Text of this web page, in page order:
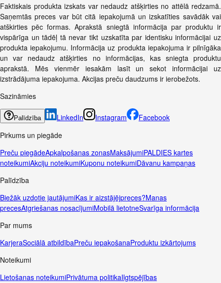
Faktiskais produkta izskats var nedaudz atšķirties no attēlā redzamā.
Saņemtās preces var būt citā iepakojumā un izskatīties savādāk vai
atškirties pēc formas. Aprakstā sniegtā informācija par produktu ir
vispārīga un tādēļ tā nevar tikt uzskatīta par identisku informācijai uz
produkta iepakojumu. Informācija uz produkta iepakojuma ir pilnīgāka
un var nedaudz atšķirties no informācijas, kas sniegta produktu
aprakstā. Mēs vienmēr iesakām lasīt un sekot informācijai uz
izstrādājuma iepakojuma. Akcijas preču daudzums ir ierobežots.
Sazināmies
Palīdzība LinkedIn Instagram
Facebook
Pirkums un piegāde
Preču piegādeApkalpošanas zonasMaksājumiPALDIES kartes
noteikumiAkciju noteikumiKuponu noteikumiDāvanu kampaņas
Palīdzība
Biežāk uzdotie jautājumiKas ir aizstājējpreces?Manas
precesAtgriešanas nosacījumiMobilā lietotneSvarīga informācija
Par mums
KarjeraSociālā atbildībaPreču iepakošanaProduktu izkārtojums
Noteikumi
Lietošanas noteikumiPrivātuma politikaIlgtspējības